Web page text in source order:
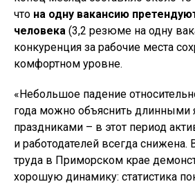
что на одну вакансию
человека (3,2 резюме на одну
конкуренция за рабочие места
комфортном уровне.
«Небольшое падение
года можно объяснить длинными
праздниками – в этот период
и работодателей всегда
труда в Приморском крае
хорошую динамику: статистика